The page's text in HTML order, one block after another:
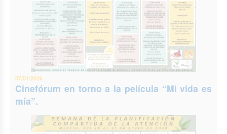
07/01/2026
Cinefórum en torno a la película “Mi vida es
mía”.